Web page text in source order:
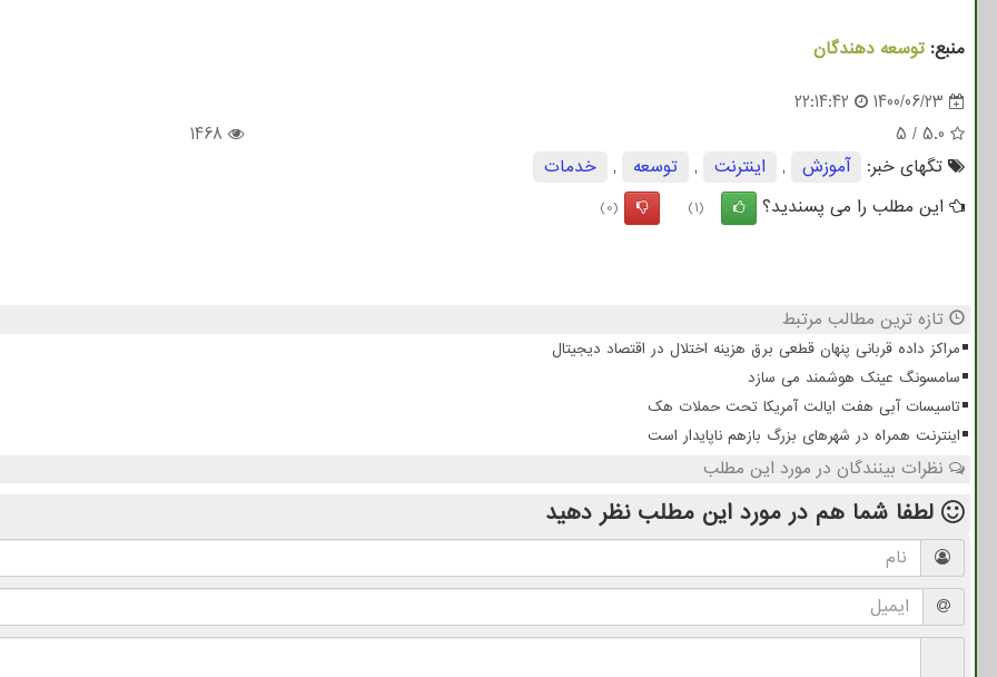
منبع: توسعه دهندگان
1400/06/23
22:14:42
5.0
/
5
1468
تگهای خبر:
آموزش , اینترنت , توسعه ,
خدمات
این مطلب را می پسندید؟
(1)
(0)
تازه ترین مطالب مرتبط
مراکز داده قربانی پنهان قطعی برق هزینه اختلال در اقتصاد دیجیتال
سامسونگ عینک هوشمند می سازد
تاسیسات آبی هفت ایالت آمریکا تحت حملات هک
اینترنت همراه در شهرهای بزرگ بازهم ناپایدار است
نظرات بینندگان در مورد این مطلب
لطفا شما هم در مورد این مطلب نظر دهید